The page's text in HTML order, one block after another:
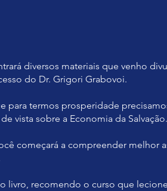
diversos materiais que venho
do Dr. Grigori Grabovoi.
para termos prosperidade
vista sobre a Economia da Salvação.
começará a compreender melhor
livro, recomendo o curso que